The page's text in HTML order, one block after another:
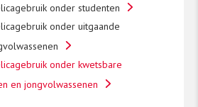
onder studenten
onder uitgaande
onder kwetsbare
en jongvolwassenen